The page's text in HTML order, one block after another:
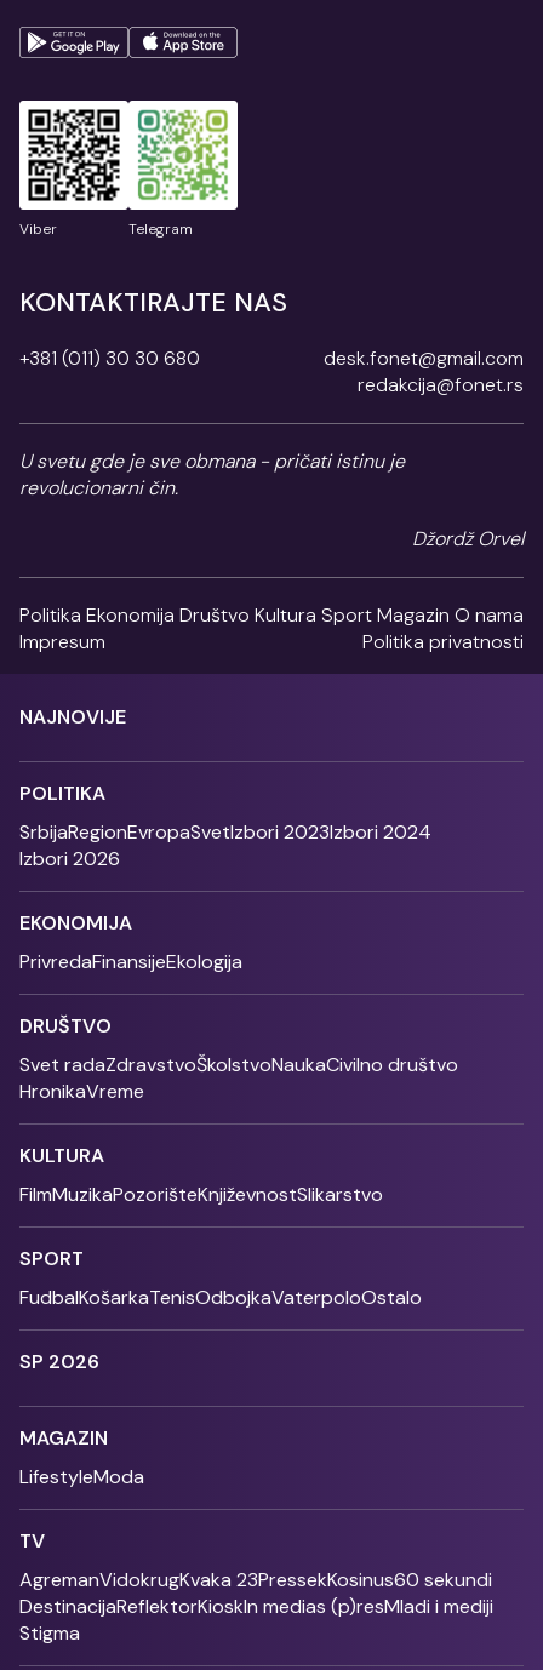
Viber Telegram
KONTAKTIRAJTE NAS
+381 (011) 30 30 680
desk.fonet@gmail.com
redakcija@fonet.rs
U svetu gde je sve obmana - pričati istinu je
revolucionarni čin.
Džordž Orvel
Politika Ekonomija Društvo Kultura SportMagazin O nama
Impresum
Politika privatnosti
NAJNOVIJE
POLITIKA
SrbijaRegionEvropaSvetIzbori 2023Izbori 2024
Izbori 2026
EKONOMIJA
PrivredaFinansijeEkologija
DRUŠTVO
Svet radaZdravstvoŠkolstvoNaukaCivilno društvo
HronikaVreme
KULTURA
FilmMuzikaPozorišteKnjiževnostSlikarstvo
SPORT
FudbalKošarkaTenisOdbojkaVaterpoloOstalo
SP 2026
MAGAZIN
LifestyleModa
TV
AgremanVidokrugKvaka 23PressekKosinus60 sekundi
DestinacijaReflektorKioskIn medias (p)resMladi i mediji
Stigma